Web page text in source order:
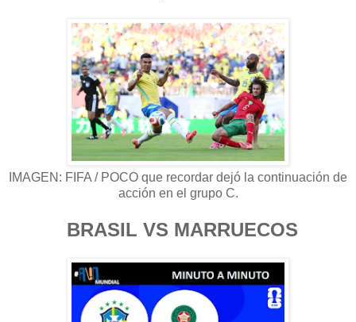
IMAGEN: FIFA / POCO que recordar dejó la continuación de
acción en el grupo C.
BRASIL VS MARRUECOS